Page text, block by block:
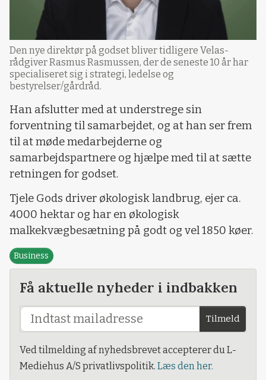
Den nye direktør på godset bliver tidligere Velas-
rådgiver Rasmus Rasmussen, der de seneste 10 år har
specialiseret sig i strategi, ledelse og
bestyrelser/gårdråd.
Han afslutter med at understrege sin
forventning til samarbejdet, og at han ser frem
til at møde medarbejderne og
samarbejdspartnere og hjælpe med til at sætte
retningen for godset.
Tjele Gods driver økologisk landbrug, ejer ca.
4000 hektar og har en økologisk
malkekvægbesætning på godt og vel 1850 køer.
Business
Få aktuelle nyheder i indbakken
Tilmeld
Ved tilmelding af nyhedsbrevet accepterer du L-
Mediehus A/S privatlivspolitik. Læs den her.